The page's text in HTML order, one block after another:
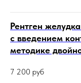
Рентген
с введением
методике
7 200 руб